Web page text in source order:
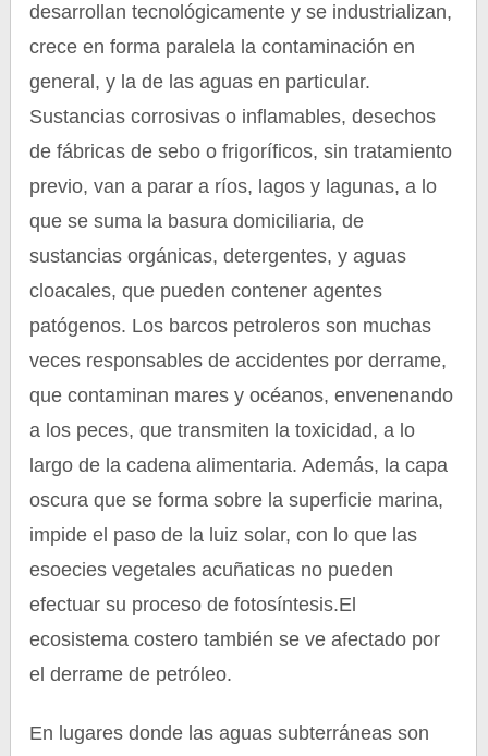
desarrollan tecnológicamente y se industrializan,
crece en forma paralela la contaminación en
general, y la de las aguas en particular.
Sustancias corrosivas o inflamables, desechos
de fábricas de sebo o frigoríficos, sin tratamiento
previo, van a parar a ríos, lagos y lagunas, a lo
que se suma la basura domiciliaria, de
sustancias orgánicas, detergentes, y aguas
cloacales, que pueden contener agentes
patógenos. Los barcos petroleros son muchas
veces responsables de accidentes por derrame,
que contaminan mares y océanos, envenenando
a los peces, que transmiten la toxicidad, a lo
largo de la cadena alimentaria. Además, la capa
oscura que se forma sobre la superficie marina,
impide el paso de la luiz solar, con lo que las
esoecies vegetales acuñaticas no pueden
efectuar su proceso de fotosíntesis.El
ecosistema costero también se ve afectado por
el derrame de petróleo.
En lugares donde las aguas subterráneas son